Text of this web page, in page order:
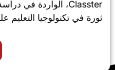
ثورة في تكنولوجيا